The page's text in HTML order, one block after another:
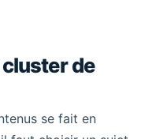
de
se fait en